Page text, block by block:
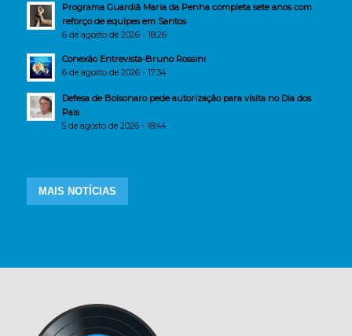
Programa Guardiã Maria da Penha completa sete anos com
reforço de equipes em Santos
6 de agosto de 2026 - 18:26
Conexão Entrevista-Bruno Rossini
6 de agosto de 2026 - 17:34
Defesa de Bolsonaro pede autorização para visita no Dia dos
Pais
5 de agosto de 2026 - 18:44
MAIS NOTÍCIAS